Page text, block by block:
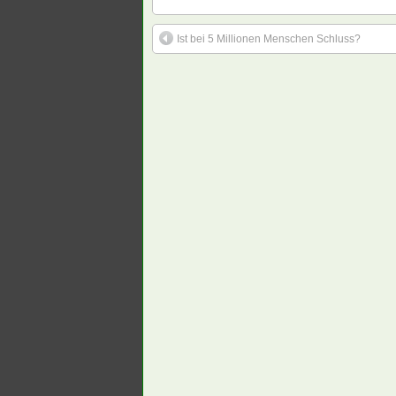
Ist bei 5 Millionen Menschen Schluss?